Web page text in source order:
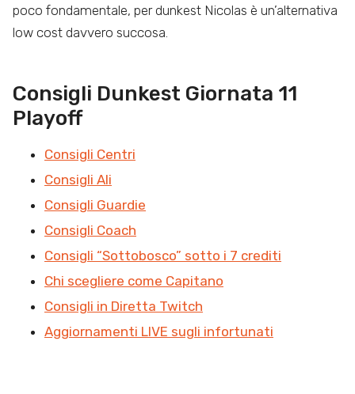
poco fondamentale, per dunkest Nicolas è un’alternativa
low cost davvero succosa.
Consigli Dunkest Giornata 11
Playoff
Consigli Centri
Consigli Ali
Consigli Guardie
Consigli Coach
Consigli “Sottobosco” sotto i 7 crediti
Chi scegliere come Capitano
Consigli in Diretta Twitch
Aggiornamenti LIVE sugli infortunati